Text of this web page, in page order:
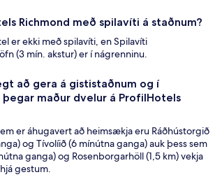
Richmond með spilavíti á staðnum?
er ekki með spilavíti, en Spilavíti
(3 mín. akstur) er í nágrenninu.
að gera á gististaðnum og í
þegar maður dvelur á ProfilHotels
er áhugavert að heimsækja eru Ráðhústorgið
og Tívolíið (6 mínútna ganga) auk þess sem
ganga) og Rosenborgarhöll (1,5 km) vekja
gestum.